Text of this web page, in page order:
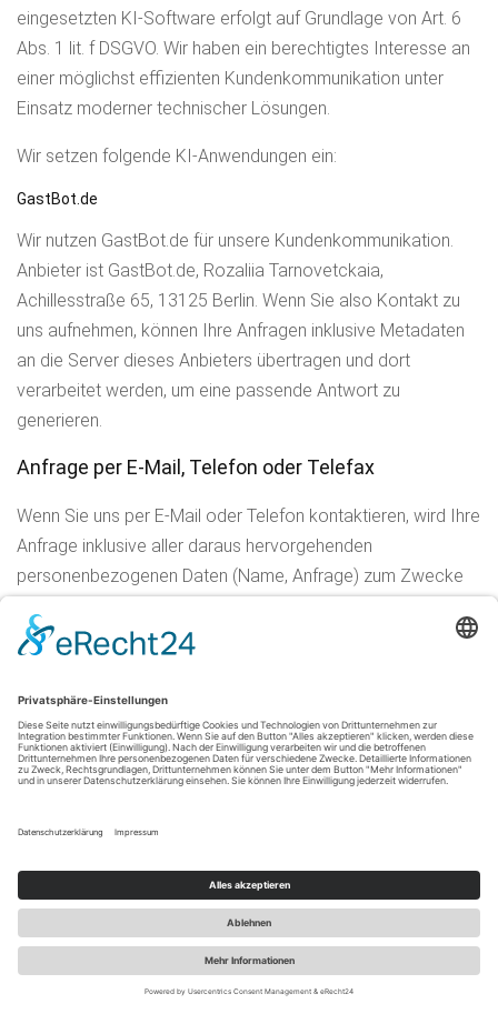
eingesetzten KI-Software erfolgt auf Grundlage von Art. 6
Abs. 1 lit. f DSGVO. Wir haben ein berechtigtes Interesse an
einer möglichst effizienten Kundenkommunikation unter
Einsatz moderner technischer Lösungen.
Wir setzen folgende KI-Anwendungen ein:
GastBot.de
Wir nutzen GastBot.de für unsere Kundenkommunikation.
Anbieter ist GastBot.de, Rozaliia Tarnovetckaia,
Achillesstraße 65, 13125 Berlin. Wenn Sie also Kontakt zu
uns aufnehmen, können Ihre Anfragen inklusive Metadaten
an die Server dieses Anbieters übertragen und dort
verarbeitet werden, um eine passende Antwort zu
generieren.
Anfrage per E-Mail, Telefon oder Telefax
Wenn Sie uns per E-Mail oder Telefon kontaktieren, wird Ihre
Anfrage inklusive aller daraus hervorgehenden
personenbezogenen Daten (Name, Anfrage) zum Zwecke
verarbeitet. Diese Daten geben wir nicht ohne Ihre
Grundlage von Art. 6 Abs. 1 lit. b DSGVO, sofern Ihre Anfrage
mit der Erfüllung eines Vertrags zusammenhängt oder zur
Durchführung vorvertraglicher Maßnahmen erforderlich ist.
In allen übrigen Fällen beruht die Verarbeitung auf unserem
Ihrer
Einwilligung (Art. 6 Abs. 1 lit. a DSGVO) sofern diese
abgefragt wurde; die Einwilligung ist jederzeit widerrufbar.
Die von Ihnen an uns per Kontaktanfragen übersandten